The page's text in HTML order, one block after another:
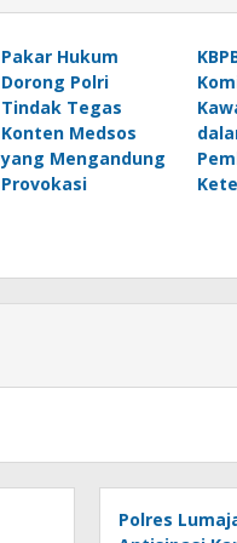
Pakar Hukum
Dorong Polri
Tindak Tegas
Konten Medsos
yang Mengandung
Provokasi
Polres